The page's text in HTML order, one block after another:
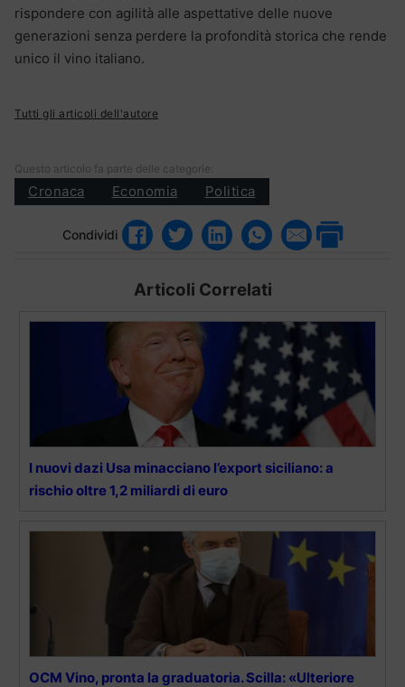
rispondere con agilità alle aspettative delle nuove
generazioni senza perdere la profondità storica che rende
unico il vino italiano.
Tutti gli articoli dell'autore
Questo articolo fa parte delle categorie:
Cronaca Economia Politica
Condividi
Articoli Correlati
I nuovi dazi Usa minacciano l’export siciliano: a
rischio oltre 1,2 miliardi di euro
OCM Vino, pronta la graduatoria. Scilla: «Ulteriore